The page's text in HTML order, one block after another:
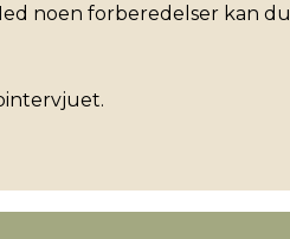
noen forberedelser kan